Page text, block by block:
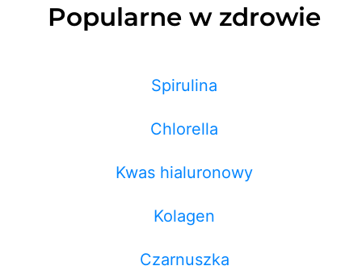
Popularne w zdrowie
Spirulina
Chlorella
Kwas hialuronowy
Kolagen
Czarnuszka